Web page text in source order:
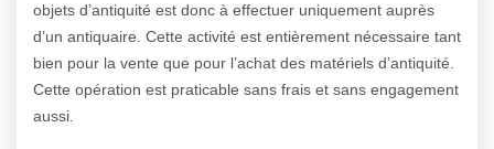
objets d’antiquité est donc à effectuer uniquement auprès
d’un antiquaire. Cette activité est entièrement nécessaire tant
bien pour la vente que pour l’achat des matériels d’antiquité.
Cette opération est praticable sans frais et sans engagement
aussi.